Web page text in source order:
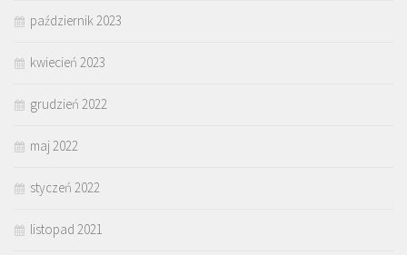
październik 2023
kwiecień 2023
grudzień 2022
maj 2022
styczeń 2022
listopad 2021